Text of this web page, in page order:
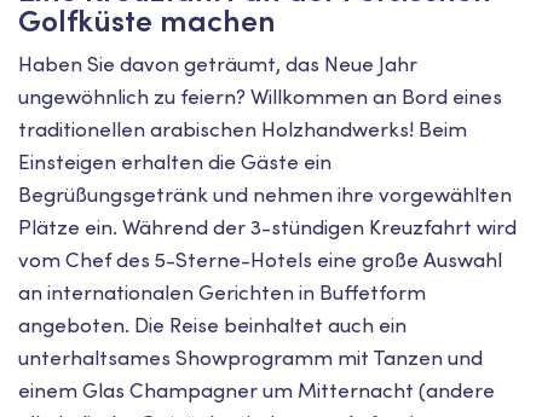
Golfküste machen
Haben Sie davon geträumt, das Neue Jahr
ungewöhnlich zu feiern? Willkommen an Bord eines
traditionellen arabischen Holzhandwerks! Beim
Einsteigen erhalten die Gäste ein
Begrüßungsgetränk und nehmen ihre vorgewählten
Plätze ein. Während der 3-stündigen Kreuzfahrt wird
vom Chef des 5-Sterne-Hotels eine große Auswahl
an internationalen Gerichten in Buffetform
angeboten. Die Reise beinhaltet auch ein
unterhaltsames Showprogramm mit Tanzen und
einem Glas Champagner um Mitternacht (andere